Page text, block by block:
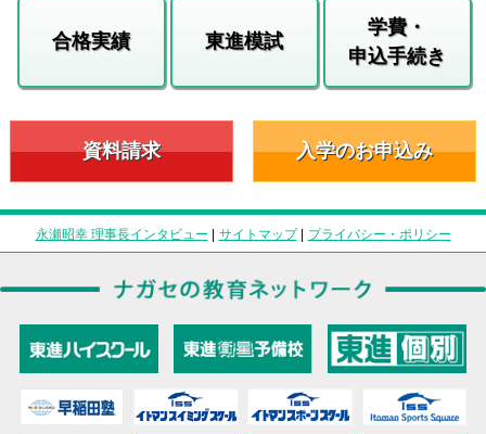
合格実績 東進模試
学費・
申込手続き
資料請求 入学のお申込み
永瀬昭幸 理事長インタビュー | サイトマップ| プライバシー・ポリシー